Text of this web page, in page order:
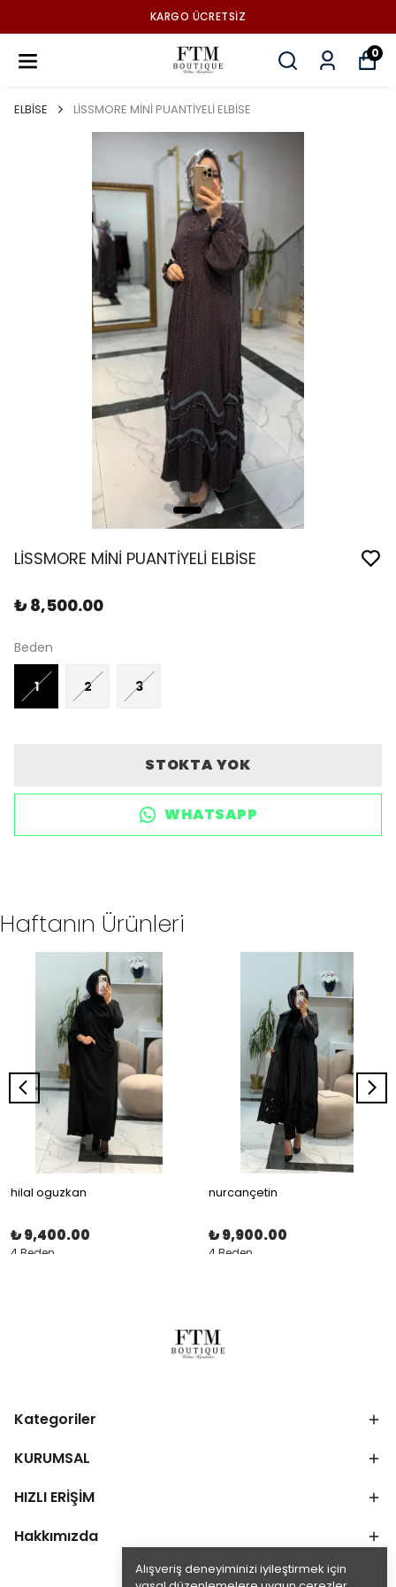
KARGO ÜCRETSİZ
0
Alışveriş deneyiminizi iyileştirmek için
ELBİSE LİSSMORE MİNİ PUANTİYELİ ELBİSE
LİSSMORE MİNİ PUANTİYELİ ELBİSE
₺ 8,500.00
Beden
1 2 3
STOKTA YOK
WHATSAPP
Haftanın Ürünleri
hilal oguzkan
₺ 9,400.00
4 Beden
nurcançetin
₺ 9,900.00
4 Beden
Kategoriler
KURUMSAL
HIZLI ERİŞİM
Hakkımızda